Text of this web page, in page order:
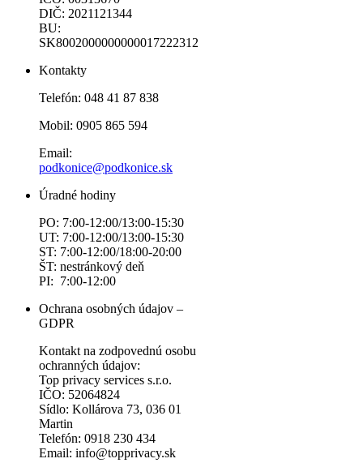
DIČ: 2021121344
BU:
SK8002000000000017222312
Kontakty
Telefón: 048 41 87 838
Mobil: 0905 865 594
Email:
podkonice@podkonice.sk
Úradné hodiny
PO: 7:00-12:00/13:00-15:30
UT: 7:00-12:00/13:00-15:30
ST: 7:00-12:00/18:00-20:00
ŠT: nestránkový deň
PI: 7:00-12:00
Ochrana osobných údajov –
GDPR
Kontakt na zodpovednú osobu
ochranných údajov:
Top privacy services s.r.o.
IČO: 52064824
Sídlo: Kollárova 73, 036 01
Martin
Telefón: 0918 230 434
Email: info@topprivacy.sk